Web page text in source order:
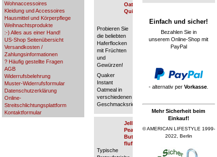
Wohnaccessoires
Kleidung und Accessoires
Hausmittel und Körperpflege
Weihnachtsprodukte
:-) Alles aus einer Hand!
US-Shop Seitenübersicht
Versandkosten /
Zahlungsinformationen
? Häufig gestellte Fragen
AGB
Widerrufsbelehrung
Muster-Widerrufsformular
Datenschutzerklärung
Online-
Streitschlichtungsplattform
Kontaktformular
Einfach und sicher!
Bezahlen Sie in
unserem Online-Shop mit
PayPal
- alternativ perVorkasse
Mehr Sicherheit beim
Einkauf!
© AMERICAN LIFESTYLE 1999-
2022, Berlin
Oatmeal &
Quick Grits
Probieren Sie
die beliebten
Haferflocken
mit Früchten
und
Gewürzen!
Quaker
Instant
Oatmeal in
verschiedenen
Geschmacksrichtungen.
Jelly,
Peanut
Butter &
fluff
Typische